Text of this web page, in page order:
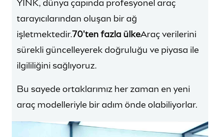
YINK, dünya çapında profesyonel araç
tarayıcılarından oluşan bir ağ
işletmektedir.70'ten fazla ülkeAraç verilerini
sürekli güncelleyerek doğruluğu ve piyasa ile
ilgililiğini sağlıyoruz.
Bu sayede ortaklarımız her zaman en yeni
araç modelleriyle bir adım önde olabiliyorlar.